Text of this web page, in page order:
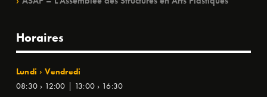
Horaires
Lundi › Vendredi
08:30 › 12:00 | 13:00 › 16:30